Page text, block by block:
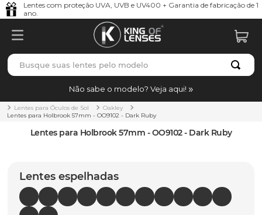
Lentes com proteção UVA, UVB e UV400 + Garantia de fabricação de 1
ano.
Busque suas lentes pelo modelo
Não sabe o modelo? Veja aqui!
Lentes para Óculos de Sol
Oakley
Lentes para Holbrook 57mm - OO9102 - Dark Ruby
Lentes para Holbrook 57mm - OO9102 - Dark Ruby
Lentes espelhadas
TERMOS MAIS BUSCADOS
1º borrachas
holbrook
5º chaves
6º t-shock